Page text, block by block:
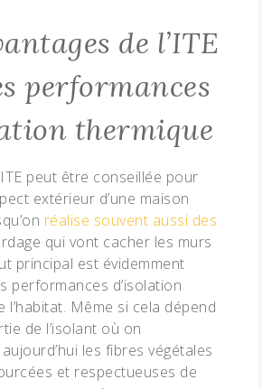
de l’ITE
performances
thermique
peut être conseillée pour
extérieur d’une maison
réalise souvent aussi des
qui vont cacher les murs
principal est évidemment
performances d’isolation
l’habitat. Même si cela dépend
de l’isolant où on
les fibres végétales
et respectueuses de